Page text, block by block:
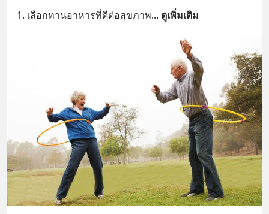
1. เลือกทานอาหารที่ดีต่อสุขภาพ... ดูเพิ่มเติม